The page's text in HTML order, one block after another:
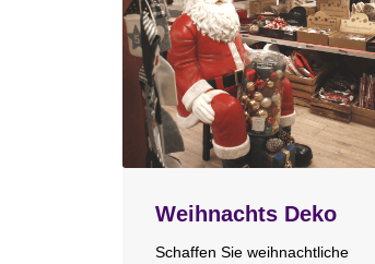
Weihnachts Deko
Schaffen Sie weihnachtliche